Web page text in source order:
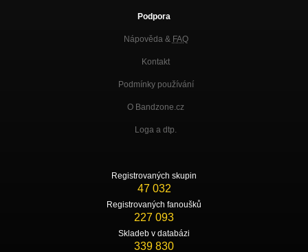
Podpora
Nápověda & FAQ
Kontakt
Podmínky používání
O Bandzone.cz
Loga a dtp.
Registrovaných skupin
47 032
Registrovaných fanoušků
227 093
Skladeb v databázi
339 830